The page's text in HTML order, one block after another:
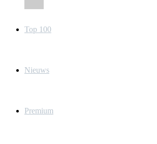
Top 100
Nieuws
Premium